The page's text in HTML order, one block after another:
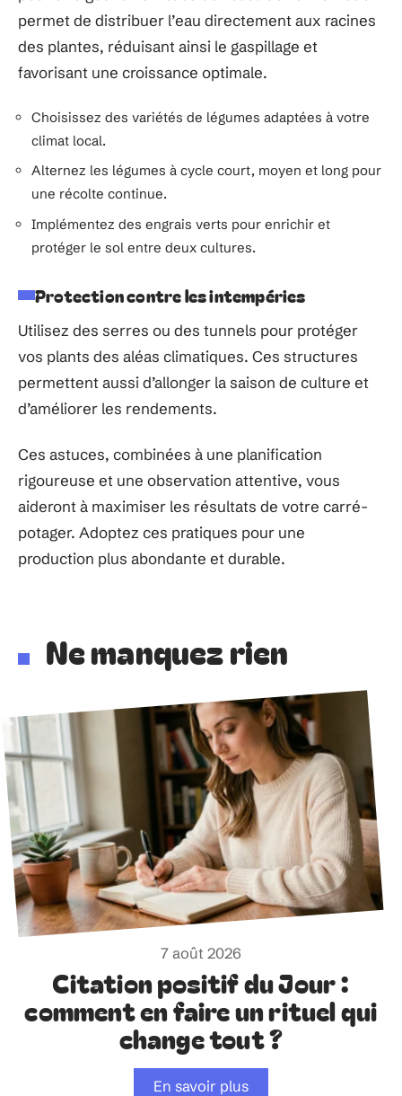
permet de distribuer l’eau directement aux racines
des plantes, réduisant ainsi le gaspillage et
favorisant une croissance optimale.
Choisissez des variétés de légumes adaptées à votre
climat local.
Alternez les légumes à cycle court, moyen et long pour
une récolte continue.
Implémentez des engrais verts pour enrichir et
protéger le sol entre deux cultures.
Protection contre les intempéries
Utilisez des serres ou des tunnels pour protéger
vos plants des aléas climatiques. Ces structures
permettent aussi d’allonger la saison de culture et
d’améliorer les rendements.
Ces astuces, combinées à une planification
rigoureuse et une observation attentive, vous
aideront à maximiser les résultats de votre carré-
potager. Adoptez ces pratiques pour une
production plus abondante et durable.
Ne manquez rien
7 août 2026
Citation positif du Jour :
comment en faire un rituel qui
change tout ?
En savoir plus